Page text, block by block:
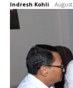
Indresh Kohli -